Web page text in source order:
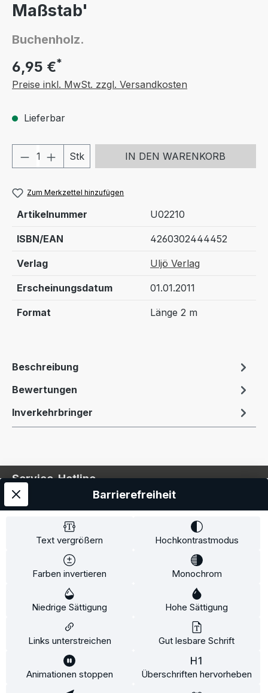
Maßstab'
Buchenholz.
6,95 €*
Preise inkl. MwSt. zzgl. Versandkosten
Lieferbar
Produkt Anzahl: Gib den
Stk IN DEN WARENKORB
Zum Merkzettel hinzufügen
Artikelnummer U02210
ISBN/EAN 4260302444452
Verlag Uljö Verlag
Erscheinungsdatum 01.01.2011
Format Länge 2 m
Beschreibung
Bewertungen
Inverkehrbringer
Service-Hotline
Service
Information
* Alle Preise inkl. gesetzl. Mehrwertsteuer zzgl.
und ggf. Nachnahmegebühren, wenn
Text vergrößern Hochkontrastmodus
Farben invertieren Monochrom
Niedrige Sättigung Hohe Sättigung
Links unterstreichen Gut lesbare Schrift
Animationen stoppen Überschriften hervorheben
Barrierefreiheit
Diese Website verwendet Cookies, um eine bestmögliche